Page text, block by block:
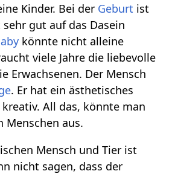
Kinder. Bei der Geburt ist
gut auf das Dasein
könnte nicht alleine
viele Jahre die liebevolle
Erwachsenen. Der Mensch
. Er hat ein ästhetisches
All das, könnte man
Menschen aus.
Mensch und Tier ist
nicht sagen, dass der